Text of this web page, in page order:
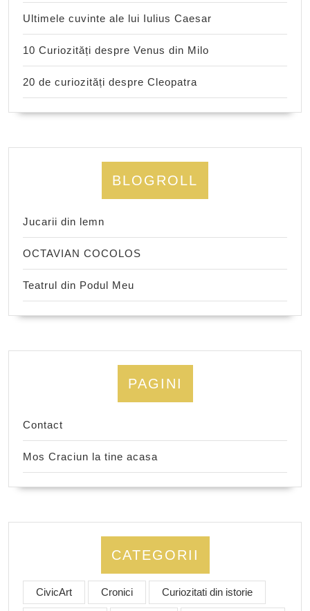
Ultimele cuvinte ale lui Iulius Caesar
10 Curiozități despre Venus din Milo
20 de curiozități despre Cleopatra
BLOGROLL
Jucarii din lemn
OCTAVIAN COCOLOS
Teatrul din Podul Meu
PAGINI
Contact
Mos Craciun la tine acasa
CATEGORII
CivicArt Cronici Curiozitati din istorie